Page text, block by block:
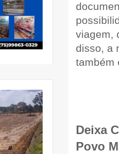
viagem,
disso, a
também
Deixa
Povo